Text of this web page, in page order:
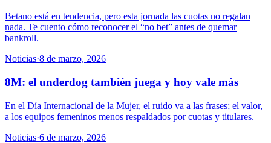
Betano está en tendencia, pero esta jornada las cuotas no regalan
nada. Te cuento cómo reconocer el “no bet” antes de quemar
bankroll.
Noticias·8 de marzo, 2026
8M: el underdog también juega y hoy vale más
En el Día Internacional de la Mujer, el ruido va a las frases; el valor,
a los equipos femeninos menos respaldados por cuotas y titulares.
Noticias·6 de marzo, 2026